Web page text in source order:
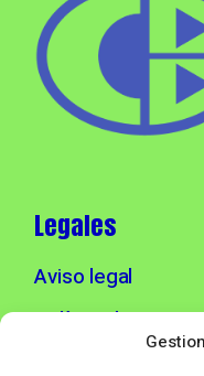
Legales
Aviso legal
Política de